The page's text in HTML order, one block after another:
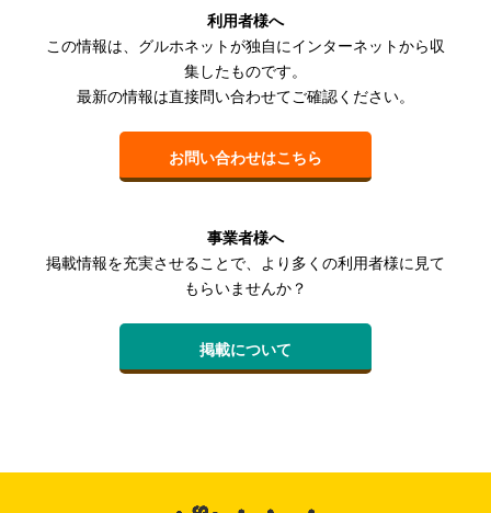
利用者様へ
この情報は、グルホネットが独自にインターネットから収
集したものです。
最新の情報は直接問い合わせてご確認ください。
お問い合わせはこちら
事業者様へ
掲載情報を充実させることで、より多くの利用者様に見て
もらいませんか？
掲載について